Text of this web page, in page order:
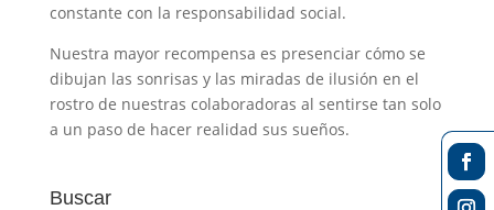
constante con la responsabilidad social.
Nuestra mayor recompensa es presenciar cómo se
dibujan las sonrisas y las miradas de ilusión en el
rostro de nuestras colaboradoras al sentirse tan solo
a un paso de hacer realidad sus sueños.
Buscar